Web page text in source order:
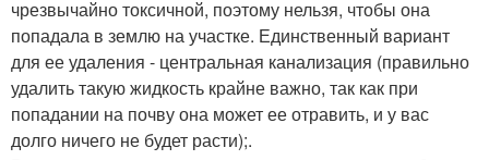
чрезвычайно токсичной, поэтому нельзя, чтобы она
попадала в землю на участке. Единственный вариант
для ее удаления - центральная канализация (правильно
удалить такую жидкость крайне важно, так как при
попадании на почву она может ее отравить, и у вас
долго ничего не будет расти);.